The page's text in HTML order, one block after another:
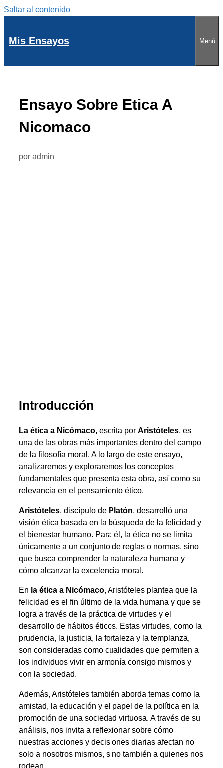
Saltar al contenido
Mis Ensayos Menú
Ensayo Sobre Etica A
Nicomaco
por admin
Introducción
La ética a Nicómaco, escrita por Aristóteles, es
una de las obras más importantes dentro del campo
de la filosofía moral. A lo largo de este ensayo,
analizaremos y exploraremos los conceptos
fundamentales que presenta esta obra, así como su
relevancia en el pensamiento ético.
Aristóteles, discípulo de Platón, desarrolló una
visión ética basada en la búsqueda de la felicidad y
el bienestar humano. Para él, la ética no se limita
únicamente a un conjunto de reglas o normas, sino
que busca comprender la naturaleza humana y
cómo alcanzar la excelencia moral.
En la ética a Nicómaco, Aristóteles plantea que la
felicidad es el fin último de la vida humana y que se
logra a través de la práctica de virtudes y el
desarrollo de hábitos éticos. Estas virtudes, como la
prudencia, la justicia, la fortaleza y la templanza,
son consideradas como cualidades que permiten a
los individuos vivir en armonía consigo mismos y
con la sociedad.
Además, Aristóteles también aborda temas como la
amistad, la educación y el papel de la política en la
promoción de una sociedad virtuosa. A través de su
análisis, nos invita a reflexionar sobre cómo
nuestras acciones y decisiones diarias afectan no
solo a nosotros mismos, sino también a quienes nos
rodean.